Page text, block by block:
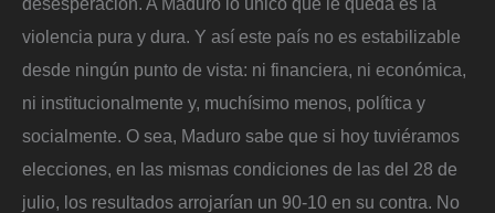
violencia pura y dura. Y así este país no es estabilizable
desde ningún punto de vista: ni financiera, ni económica,
ni institucionalmente y, muchísimo menos, política y
socialmente. O sea, Maduro sabe que si hoy tuviéramos
elecciones, en las mismas condiciones de las del 28 de
julio, los resultados arrojarían un 90-10 en su contra. No